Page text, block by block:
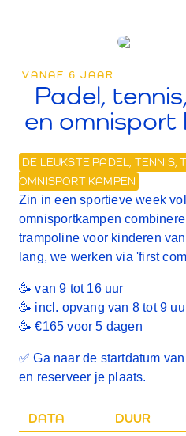
VANAF 6 JAAR
Padel,
en omnisport
DE LEUKSTE PADEL, TENNIS,
OMNISPORT KAMPEN
Zin in een sportieve week
omnisportkampen
trampoline voor kinderen
lang, we werken via 'first
🥳 van 9 tot 16 uur
🥳 incl. opvang van 8 tot 9
🥳 €165 voor 5 dagen
✅Ga naar de startdatum
en reserveer je plaats.
DATA DUUR